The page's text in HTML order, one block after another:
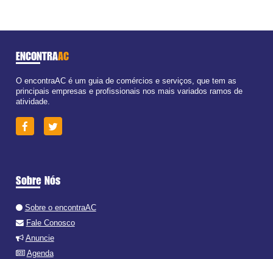
ENCONTRAAC
O encontraAC é um guia de comércios e serviços, que tem as
principais empresas e profissionais nos mais variados ramos de
atividade.
Sobre Nós
Sobre o encontraAC
Fale Conosco
Anuncie
Agenda